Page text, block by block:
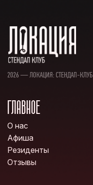
2026 — ЛОКАЦИЯ: СТЕНДАП-КЛУБ
ГЛАВНОЕ
О нас
Афиша
Резиденты
Отзывы